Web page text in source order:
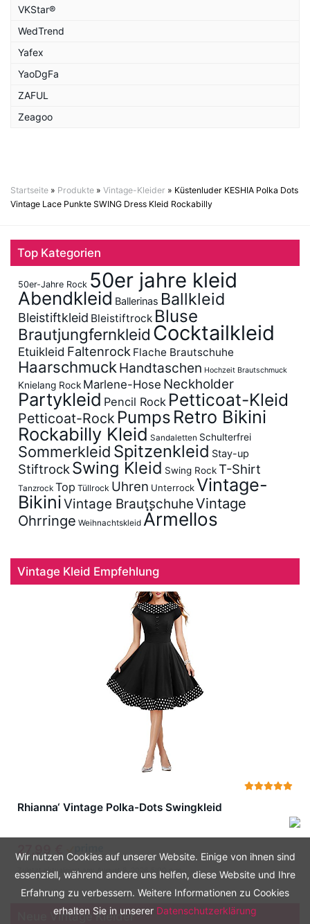
VKStar®
WedTrend
Yafex
YaoDgFa
ZAFUL
Zeagoo
Startseite » Produkte » Vintage-Kleider » Küstenluder KESHIA Polka Dots
Vintage Lace Punkte SWING Dress Kleid Rockabilly
Top Kategorien
50er-Jahre Rock 50er jahre kleid
Abendkleid Ballerinas Ballkleid
Bleistiftkleid Bleistiftrock Bluse
Brautjungfernkleid Cocktailkleid
Etuikleid Faltenrock Flache Brautschuhe
Haarschmuck Handtaschen Hochzeit Brautschmuck
Knielang Rock Marlene-Hose Neckholder
Partykleid Pencil Rock Petticoat-Kleid
Petticoat-Rock Pumps Retro Bikini
Rockabilly Kleid Sandaletten Schulterfrei
Sommerkleid Spitzenkleid Stay-up
Stiftrock Swing Kleid Swing RockT-Shirt
Tanzrock Top Tüllrock Uhren UnterrockVintage-
BikiniVintage BrautschuheVintage
Ohrringe Weihnachtskleid Ärmellos
Vintage Kleid Empfehlung
Rhianna‘ Vintage Polka-Dots Swingkleid
27,99 €
Zuletzt aktualisiert am: August 8, 2026 5:00 p.m.
Neue Vintage Kleider
Wir nutzen Cookies auf unserer Website. Einige von ihnen sind
essenziell, während andere uns helfen, diese Website und Ihre
Erfahrung zu verbessern. Weitere Informationen zu Cookies
erhalten Sie in unserer Datenschutzerklärung